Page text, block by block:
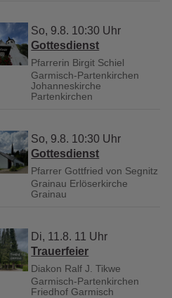
So, 9.8. 10:30 Uhr
Gottesdienst
Pfarrerin Birgit Schiel
Garmisch-Partenkirchen
Johanneskirche
Partenkirchen
So, 9.8. 10:30 Uhr
Gottesdienst
Pfarrer Gottfried von Segnitz
Grainau Erlöserkirche
Grainau
Di, 11.8. 11 Uhr
Trauerfeier
Diakon Ralf J. Tikwe
Garmisch-Partenkirchen
Friedhof Garmisch